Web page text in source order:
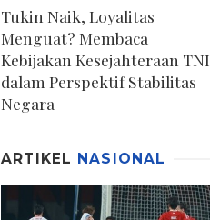
Tukin Naik, Loyalitas
Menguat? Membaca
Kebijakan Kesejahteraan TNI
dalam Perspektif Stabilitas
Negara
ARTIKEL NASIONAL